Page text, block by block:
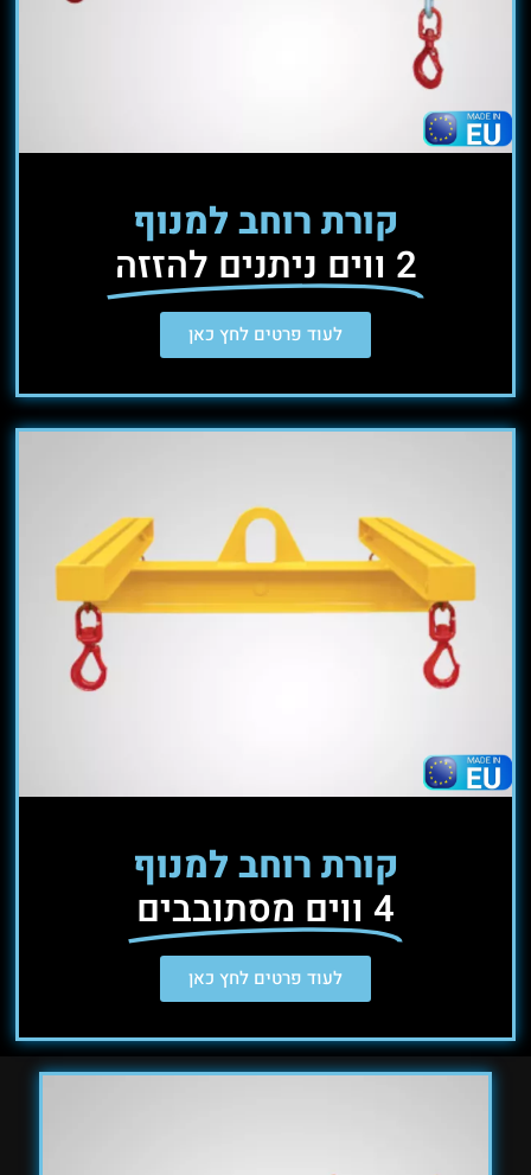
קורת רוחב למנוף
2 ווים ניתנים להזזה
לעוד פרטים לחץ כאן
קורת רוחב למנוף
4 ווים מסתובבים
לעוד פרטים לחץ כאן